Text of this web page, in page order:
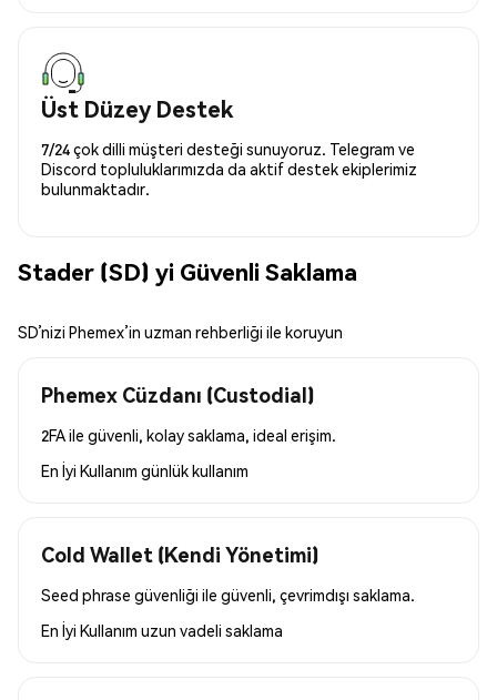
Üst Düzey Destek
7/24 çok dilli müşteri desteği sunuyoruz. Telegram ve
Discord topluluklarımızda da aktif destek ekiplerimiz
bulunmaktadır.
Stader (SD) yi Güvenli Saklama
SD’nizi Phemex’in uzman rehberliği ile koruyun
Phemex Cüzdanı (Custodial)
2FA ile güvenli, kolay saklama, ideal erişim.
En İyi Kullanım günlük kullanım
Cold Wallet (Kendi Yönetimi)
Seed phrase güvenliği ile güvenli, çevrimdışı saklama.
En İyi Kullanım uzun vadeli saklama